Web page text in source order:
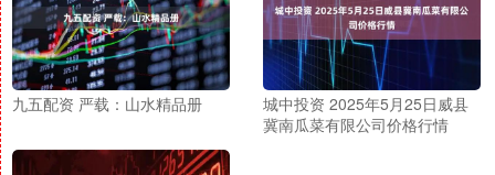
九五配资 严载：山水精品册
城中投资 2025年5月25日威县
冀南瓜菜有限公司价格行情